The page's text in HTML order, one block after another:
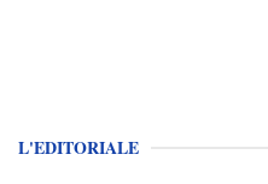
L'EDITORIALE